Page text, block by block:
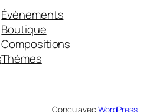
Évènements
Boutique
Compositions
Thèmes
Conçu avec WordPress